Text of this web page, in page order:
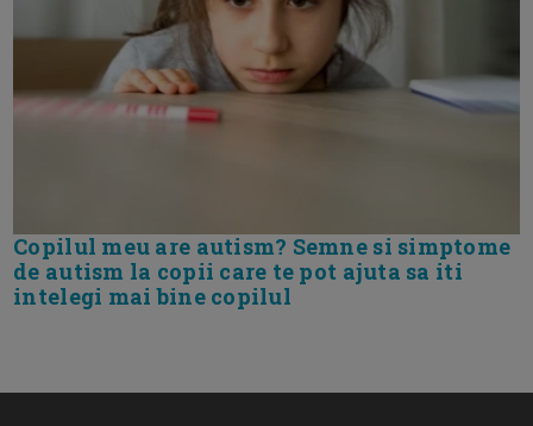
Copilul meu are autism? Semne si simptome
de autism la copii care te pot ajuta sa iti
intelegi mai bine copilul